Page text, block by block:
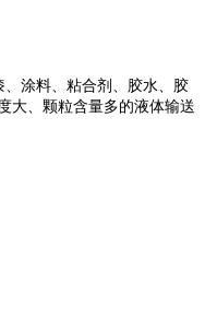
涂料、粘合剂、胶水、胶
大、颗粒含量多的液体输送